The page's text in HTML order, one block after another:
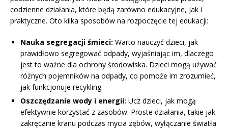
codzienne działania, które będą zarówno edukacyjne, jak i
praktyczne. Oto kilka sposobów na rozpoczęcie tej edukacji:
Nauka segregacji śmieci: Warto nauczyć dzieci, jak
prawidłowo segregować odpady, wyjaśniając im, dlaczego
jest to ważne dla ochrony środowiska. Dzieci mogą używać
różnych pojemników na odpady, co pomoże im zrozumieć,
jak funkcjonuje recykling.
Oszczędzanie wody i energii: Ucz dzieci, jak mogą
efektywnie korzystać z zasobów. Proste działania, takie jak
zakręcanie kranu podczas mycia zębów, wyłączanie światła